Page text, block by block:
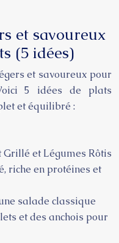
et savoureux
(5 idées)
et savoureux pour
5 idées de plats
et équilibré :
et Légumes Rôtis
riche en protéines et
salade classique
et des anchois pour